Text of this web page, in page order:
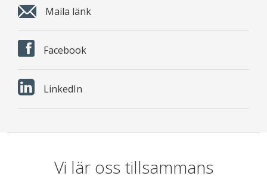
Maila länk
Facebook
LinkedIn
Vi lär oss tillsammans